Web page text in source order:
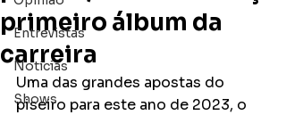
Entrevistas
Notícias
Shows
primeiro álbum da
carreira
Uma das grandes apostas do
piseiro para este ano de 2023, o